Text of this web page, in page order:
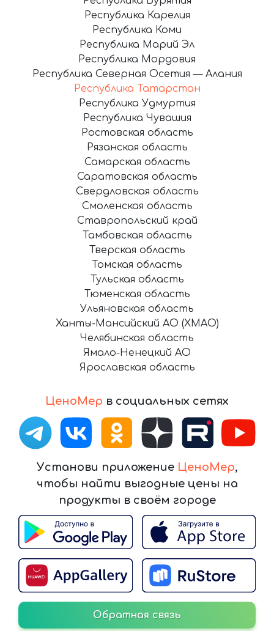
ЦеноМер в социальных сетях
Установи приложение ЦеноМер,
чтобы найти выгодные цены на
продукты в своём городе
Обратная связь
Республика Карелия
Республика Коми
Республика Марий Эл
Республика Мордовия
Республика Северная Осетия — Алания
Республика Татарстан
Республика Удмуртия
Республика Чувашия
Ростовская область
Рязанская область
Самарская область
Саратовская область
Свердловская область
Смоленская область
Ставропольский край
Тамбовская область
Тверская область
Томская область
Тульская область
Тюменская область
Ульяновская область
Ханты-Мансийский АО (ХМАО)
Челябинская область
Ямало-Ненецкий АО
Ярославская область